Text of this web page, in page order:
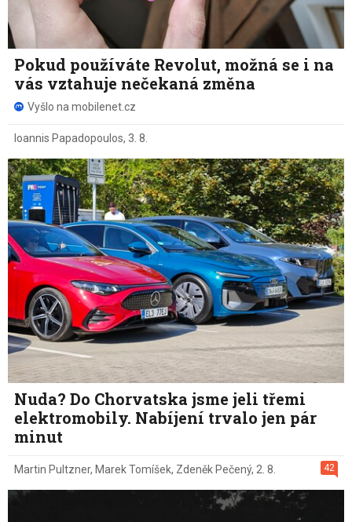
Pokud používáte Revolut, možná se i na
vás vztahuje nečekaná změna
Vyšlo na mobilenet.cz
Ioannis Papadopoulos, 3. 8.
Nuda? Do Chorvatska jsme jeli třemi
elektromobily. Nabíjení trvalo jen pár
minut
42
Martin Pultzner, Marek Tomíšek, Zdeněk Pečený, 2. 8.